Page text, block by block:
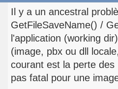
Il y a un ancestral
GetFileSaveName() /
l'application (working
(image, pbx ou dll
courant est la perte
pas fatal pour une